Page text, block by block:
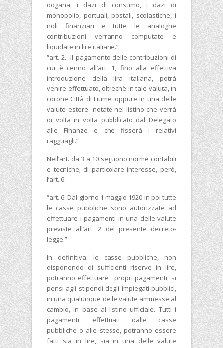
dogana, i dazi di consumo, i dazi di
monopolio, portuali, postali, scolastiche, i
noli finanziari e tutte le analoghe
contribuzioni verranno computate e
liquidate in lire italiane.”
“art. 2. Il pagamento delle contribuzioni di
cui è cenno all’art. 1, fino alla effettiva
introduzione della lira italiana, potrà
venire effettuato, oltrechè in tale valuta, in
corone Città di Fiume, oppure in una delle
valute estere notate nel listino che verrà
di volta in volta pubblicato dal Delegato
alle Finanze e che fisserà i relativi
ragguagli.”
Nell’art. da 3 a 10 seguono norme contabili
e tecniche; di particolare interesse, però,
l’art. 6:
“art. 6. Dal giorno 1 maggio 1920 in poi tutte
le casse pubbliche sono autorizzate ad
effettuare i pagamenti in una delle valute
previste all’art. 2 del presente decreto-
legge.”
In definitiva: le casse pubbliche, non
disponendo di sufficienti riserve in lire,
potranno effettuare i propri pagamenti, si
pensi agli stipendi degli impiegati pubblici,
in una qualunque delle valute ammesse al
cambio, in base al listino ufficiale. Tutti i
pagamenti, effettuati dalle casse
pubbliche o alle stesse, potranno essere
fatti sia in lire, sia in una delle valute